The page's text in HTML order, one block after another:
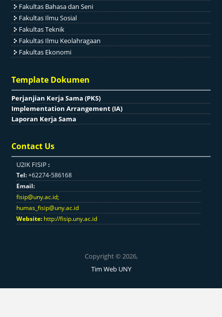
Fakultas Bahasa dan Seni
Fakultas Ilmu Sosial
Fakultas Teknik
Fakultas Ilmu Keolahragaan
Fakultas Ekonomi
Template Dokumen
Perjanjian Kerja Sama (PKS)
Implementation Arrangement (IA)
Laporan Kerja Sama
Contact Us
U2IK FISIP :
Tel:+62274-586168
Email:
fisip@uny.ac.id;
humas_fisip@uny.ac.id
Website: http://fisip.uny.ac.id
Copyright © 2026,
Tim Web UNY